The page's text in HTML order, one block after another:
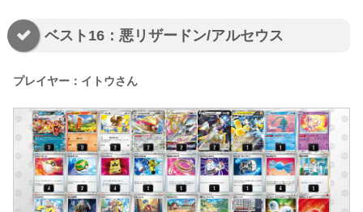
ベスト16：悪リザードン/アルセウス
プレイヤー：イトウさん